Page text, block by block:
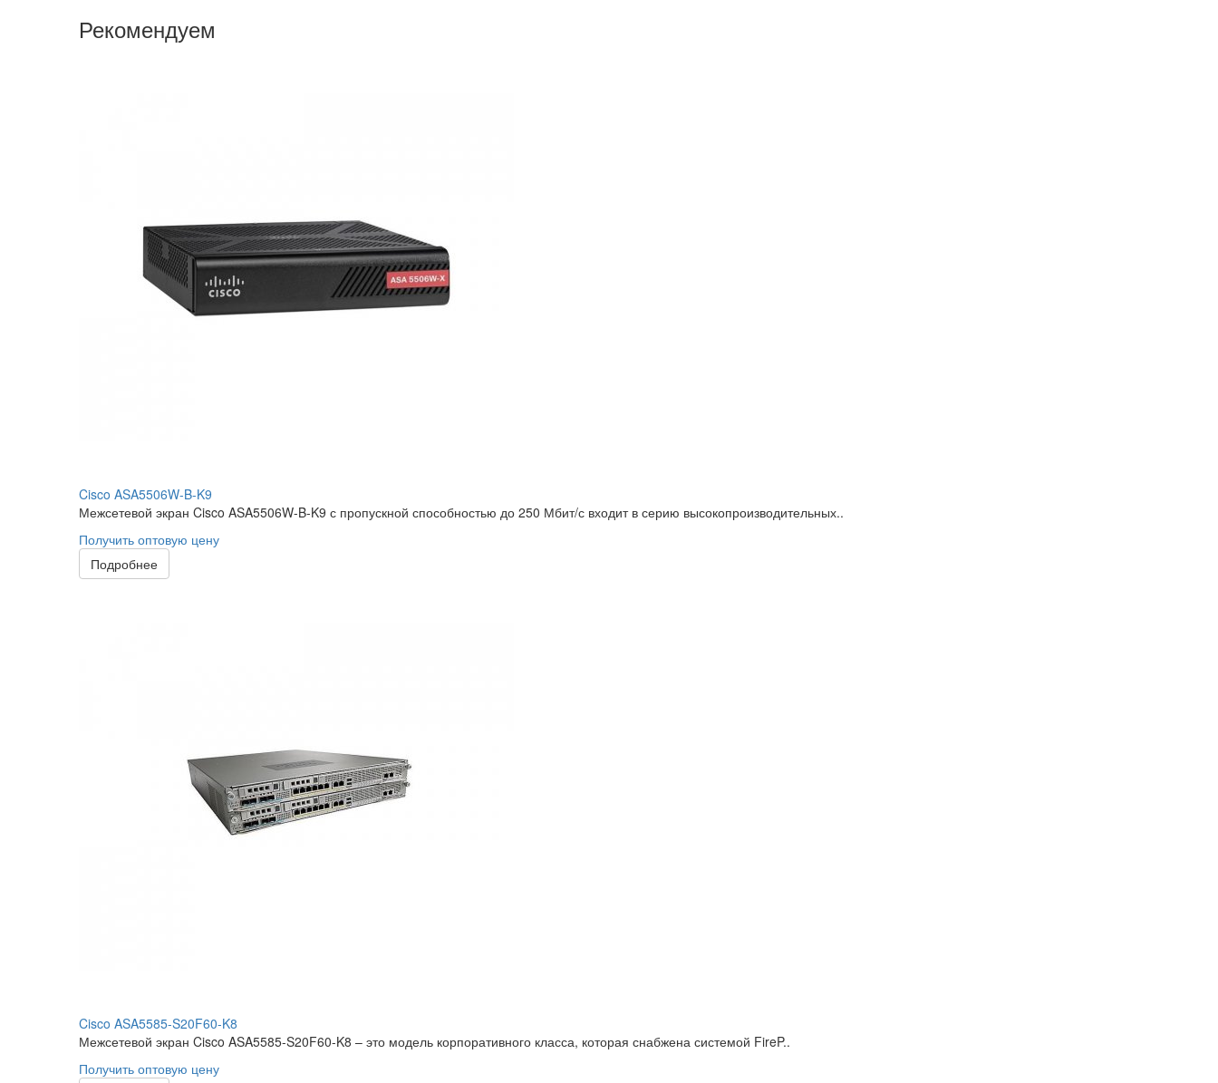
Рекомендуем
Cisco ASA5506W-B-K9
Межсетевой экран Cisco ASA5506W-B-K9 с пропускной способностью до 250 Мбит/с входит в серию высокопроизводительных..
Получить оптовую цену
Подробнее
Cisco ASA5585-S20F60-K8
Межсетевой экран Cisco ASA5585-S20F60-K8 – это модель корпоративного класса, которая снабжена системой FireP..
Получить оптовую цену